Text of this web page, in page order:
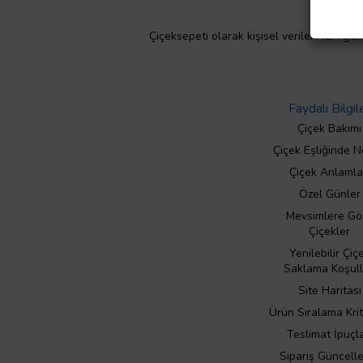
Çiçeksepeti olarak kişisel verilerinizin
Faydalı
Çiçek Bakımı
Çiçek Eşliğinde
Çiçek
Özel Günler
Mevsimlere
Çiçekler
Yenilebilir
Saklama
Site Haritası
Ürün Sıralama
Teslimat
Sipariş